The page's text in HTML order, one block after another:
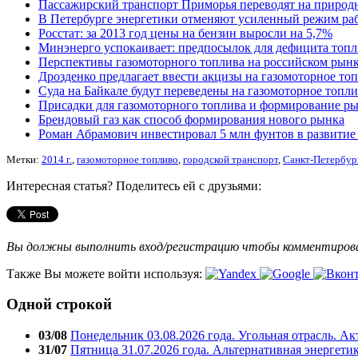
Пассажирский транспорт Приморья переводят на
В Петербурге энергетики отменяют усиленный режим
Росстат: за 2013 год цены на бензин выросли на 5,7%
Минэнерго успокаивает: предпосылок для дефицита
Перспективы газомоторного топлива на российском
Дрозденко предлагает ввести акцизы на газомоторное
Суда на Байкале будут переведены на газомоторное
Присадки для газомоторного топлива и формирование
Брендовый газ как способ формирования нового рынка
Роман Абрамович инвестировал 5 млн фунтов в
Метки: 2014 г. газомоторное топливо городской транспорт, Санкт-
Интересная статья? Поделитесь ей с друзьями:
Вы должны выполнить вход/регистрацию чтобы
Также Вы можете войти используя:
Одной строкой
03/08 Понедельник 03.08.2026 года. Угольная отрасль.
31/07 Пятница 31.07.2026 года. Альтернативная